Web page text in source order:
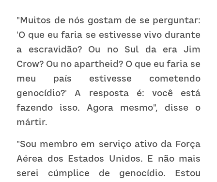
"Muitos de nós gostam de se perguntar:
'O que eu faria se estivesse vivo durante
a escravidão? Ou no Sul da era Jim
Crow? Ou no apartheid? O que eu faria se
meu país estivesse cometendo
genocídio?' A resposta é: você está
fazendo isso. Agora mesmo", disse o
mártir.
"Sou membro em serviço ativo da Força
Aérea dos Estados Unidos. E não mais
serei cúmplice de genocídio. Estou